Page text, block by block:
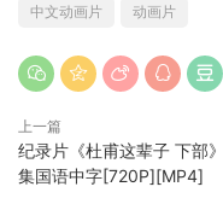
中文动画片 动画片
上一篇
纪录片《杜甫这辈子 下部
集国语中字[720P][MP4]